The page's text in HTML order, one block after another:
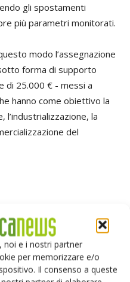
noi e i nostri partner
per memorizzare e/o
Il consenso a queste
gli spostamenti
più parametri monitorati.
modo l’assegnazione
forma di supporto
di 25.000 € - messi a
hanno come obiettivo la
l’industrializzazione, la
del